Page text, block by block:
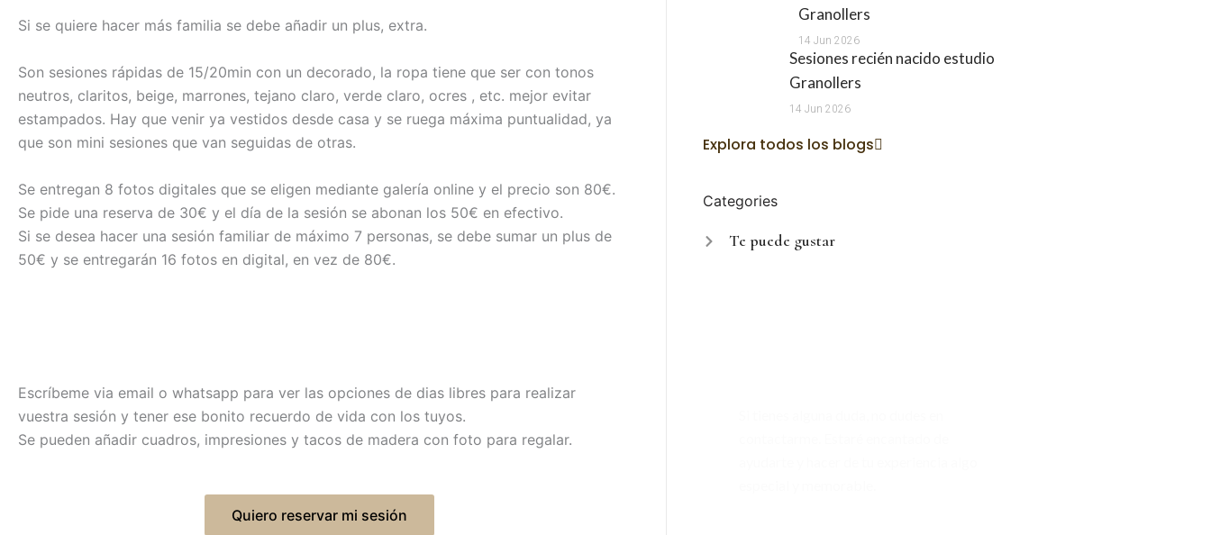
Si se quiere hacer más familia se debe añadir un plus, extra.
Son sesiones rápidas de 15/20min con un decorado, la ropa tiene que ser con tonos
neutros, claritos, beige, marrones, tejano claro, verde claro, ocres , etc. mejor evitar
estampados. Hay que venir ya vestidos desde casa y se ruega máxima puntualidad, ya
que son mini sesiones que van seguidas de otras.
Se entregan 8 fotos digitales que se eligen mediante galería online y el precio son 80€.
Se pide una reserva de 30€ y el día de la sesión se abonan los 50€ en efectivo.
Si se desea hacer una sesión familiar de máximo 7 personas, se debe sumar un plus de
50€ y se entregarán 16 fotos en digital, en vez de 80€.
Escríbeme via email o whatsapp para ver las opciones de dias libres para realizar
vuestra sesión y tener ese bonito recuerdo de vida con los tuyos.
Se pueden añadir cuadros, impresiones y tacos de madera con foto para regalar.
Quiero reservar mi sesión
Granollers
14 Jun 2026
Sesiones recién nacido estudio
Granollers
14 Jun 2026
Explora todos los blogs
Categories
Te puede gustar